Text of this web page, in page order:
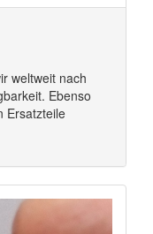
weltweit nach
Ebenso
Ersatzteile